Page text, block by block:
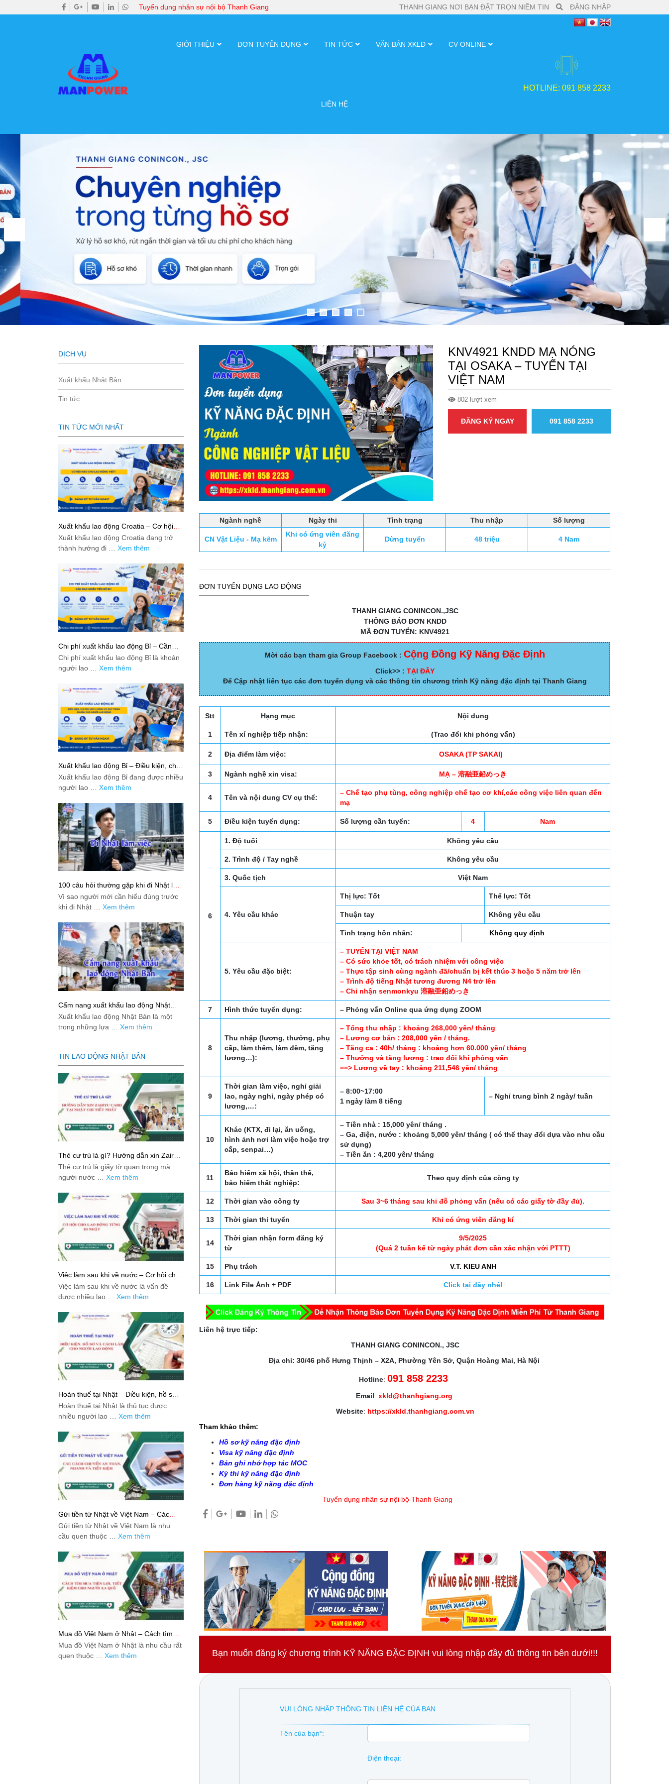
Tuyển dụng nhân sự nội bộ Thanh Giang THANH GIANG NƠI BẠN ĐẶT TRỌN NIỀM TIN ĐĂNG NHẬP
GIỚI THIỆU ĐƠN TUYỂN DỤNG TIN TỨC VĂN BẢN XKLĐ CV ONLINE
LIÊN HỆ
HOTLINE: 091 858 2233
KNV4921 KNDD MẠ NÓNG
TẠI OSAKA – TUYỂN TẠI
VIỆT NAM
802 lượt xem
ĐĂNG KÝ NGAY 091 858 2233
Ngành nghề Ngày thi Tình trạng Thu nhập Số lượng
CN Vật Liệu - Mạ kẽm
Khi có ứng viên đăng
ký
Dừng tuyển 48 triệu 4 Nam
ĐƠN TUYỂN DỤNG LAO ĐỘNG
THANH GIANG CONINCON.,JSC
THÔNG BÁO ĐƠN KNDD
MÃ ĐƠN TUYỂN: KNV4921
Mời các bạn tham gia Group Facebook : Cộng Đồng Kỹ Năng Đặc Định
Click>> : TẠI ĐÂY
Để Cập nhật liên tục các đơn tuyển dụng và các thông tin chương trình Kỹ năng đặc định tại Thanh Giang
Stt Hạng mục Nội dung
1 Tên xí nghiệp tiếp nhận: (Trao đổi khi phỏng vấn)
2 Địa điểm làm việc: OSAKA (TP SAKAI)
3 Ngành nghề xin visa: MẠ – 溶融亜鉛めっき
4 Tên và nội dung CV cụ thể:
– Chế tạo phụ tùng, công nghiệp chế tạo cơ khí,các công việc liên quan đến
mạ
5 Điều kiện tuyển dụng: Số lượng cần tuyển: 4 Nam
6
1. Độ tuổi Không yêu cầu
2. Trình độ / Tay nghề Không yêu cầu
3. Quốc tịch Việt Nam
4. Yêu cầu khác
Thị lực: Tốt Thể lực: Tốt
Thuận tay Không yêu cầu
Tình trạng hôn nhân: Không quy định
5. Yêu cầu đặc biệt:
– TUYỂN TẠI VIỆT NAM
– Có sức khỏe tốt, có trách nhiệm với công việc
– Thực tập sinh cùng ngành đã/chuẩn bị kết thúc 3 hoặc 5 năm trở lên
– Trình độ tiếng Nhật tương đương N4 trở lên
– Chỉ nhận senmonkyu 溶融亜鉛めっき
7 Hình thức tuyển dụng: – Phỏng vấn Online qua ứng dụng ZOOM
8
Thu nhập (lương, thưởng, phụ
cấp, làm thêm, làm đêm, tăng
lương…):
– Tổng thu nhập : khoảng 268,000 yên/ tháng
– Lương cơ bản : 208,000 yên / tháng.
– Tăng ca : 40h/ tháng : khoảng hơn 60.000 yên/ tháng
– Thưởng và tăng lương : trao đổi khi phỏng vấn
==> Lương về tay : khoảng 211,546 yên/ tháng
9
Thời gian làm việc, nghỉ giải
lao, ngày nghỉ, ngày phép có
lương,…:
– 8:00~17:00
1 ngày làm 8 tiếng
– Nghỉ trung bình 2 ngày/ tuần
10
Khác (KTX, đi lại, ăn uống,
hình ảnh nơi làm việc hoặc trợ
cấp, senpai…)
– Tiền nhà : 15,000 yên/ tháng .
– Ga, điện, nước : khoảng 5,000 yên/ tháng ( có thể thay đổi dựa vào nhu cầu
sử dụng)
– Tiền ăn : 4,200 yên/ tháng
11
Bảo hiểm xã hội, thân thể,
bảo hiểm thất nghiệp:
Theo quy định của công ty
12 Thời gian vào công ty Sau 3~6 tháng sau khi đỗ phỏng vấn (nếu có các giấy tờ đầy đủ).
13 Thời gian thi tuyển Khi có ứng viên đăng kí
14
Thời gian nhận form đăng ký
từ
9/5/2025
(Quá 2 tuần kể từ ngày phát đơn cần xác nhận với PTTT)
15 Phụ trách V.T. KIEU ANH
16 Link File Ảnh + PDF Click tại đây nhé!
Liên hệ trực tiếp:
THANH GIANG CONINCON., JSC
Địa chỉ: 30/46 phố Hưng Thịnh – X2A, Phường Yên Sở, Quận Hoàng Mai, Hà Nội
Hotline:091 858 2233
Email: xkld@thanhgiang.org
Website: https://xkld.thanhgiang.com.vn
Tham khảo thêm:
Hồ sơ kỹ năng đặc định
Visa kỹ năng đặc định
Bản ghi nhớ hợp tác MOC
Kỳ thi kỹ năng đặc định
Đơn hàng kỹ năng đặc định
Tuyển dụng nhân sự nội bộ Thanh Giang
Bạn muốn đăng ký chương trình KỸ NĂNG ĐẶC ĐỊNH vui lòng nhập đầy đủ thông tin bên dưới!!!
VUI LÒNG NHẬP THÔNG TIN LIÊN HỆ CỦA BẠN
Tên của bạn*:
Điện thoại:
DỊCH VỤ
Xuất khẩu Nhật Bản
Tin tức
TIN TỨC MỚI NHẤT
Xuất khẩu lao động Croatia – Cơ hội
nào cho lao động Việt?
Xuất khẩu lao động Croatia đang trở
thành hướng đi … Xem thêm
Chi phí xuất khẩu lao động Bỉ – Cần
bao nhiêu tiền để đi?
Chi phí xuất khẩu lao động Bỉ là khoản
người lao … Xem thêm
Xuất khẩu lao động Bỉ – Điều kiện, chi
phí, mức lương và quy trình chuẩn cho
người lao động
Xuất khẩu lao động Bỉ đang được nhiều
người lao … Xem thêm
100 câu hỏi thường gặp khi đi Nhật làm
việc: Giải đáp thật dễ hiểu cho người
mới bắt đầu
Vì sao người mới cần hiểu đúng trước
khi đi Nhật … Xem thêm
Cẩm nang xuất khẩu lao động Nhật
Bản từ A-Z
Xuất khẩu lao động Nhật Bản là một
trong những lựa … Xem thêm
TIN LAO ĐỘNG NHẬT BẢN
Thẻ cư trú là gì? Hướng dẫn xin Zairyu
Card tại Nhật chi tiết nhất
Thẻ cư trú là giấy tờ quan trọng mà
người nước … Xem thêm
Việc làm sau khi về nước – Cơ hội cho
lao động từng đi Nhật
Việc làm sau khi về nước là vấn đề
được nhiều lao … Xem thêm
Hoàn thuế tại Nhật – Điều kiện, hồ sơ
và cách làm cho người lao động
Hoàn thuế tại Nhật là thủ tục được
nhiều người lao … Xem thêm
Gửi tiền từ Nhật về Việt Nam – Các
cách chuyển an toàn, nhanh và tiết
kiệm
Gửi tiền từ Nhật về Việt Nam là nhu
cầu quen thuộc … Xem thêm
Mua đồ Việt Nam ở Nhật – Cách tìm
mua tiện lợi, tiết kiệm cho người xa quê
Mua đồ Việt Nam ở Nhật là nhu cầu rất
quen thuộc … Xem thêm